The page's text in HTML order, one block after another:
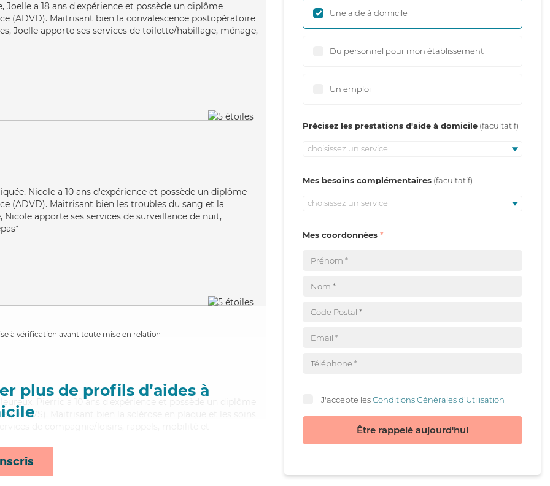
Joelle a 18 ans d'expérience et possède un diplôme
(ADVD). Maitrisant bien la convalescence postopératoire
Joelle apporte ses services de toilette/habillage, ménage,
Nicole a 10 ans d'expérience et possède un diplôme
(ADVD). Maitrisant bien les troubles du sang et la
apporte ses services de surveillance de nuit,
à vérification avant toute mise en relation
plus de profils d’aides à
Pierric a 10 ans d'expérience et possède un diplôme
(DEAVS). Maitrisant bien la sclérose en plaque et les soins
Une aide à domicile
Du personnel pour mon établissement
Un emploi
Précisez les prestations d'aide à domicile
choisissez un service
Mes besoins complémentaires
choisissez un service
Mes coordonnées
J'accepte lesConditions Générales d'Utilisation
Être rappelé aujourd'hui